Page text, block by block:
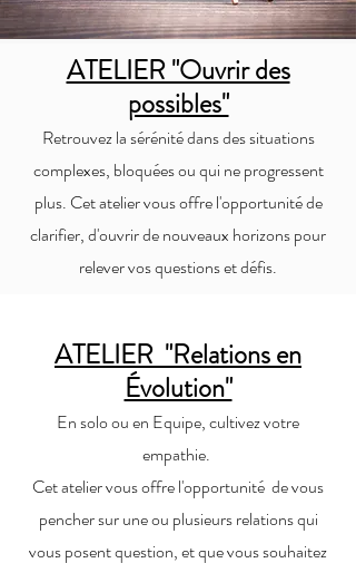
ATELIER "Ouvrir des
possibles"
Retrouvez la sérénité dans des situations
complexes, bloquées ou qui ne progressent
plus. Cet atelier vousoffre l'opportunité de
clarifier, d'ouvrir de nouveaux horizons pour
relever vos questions et défis.
ATELIER "Relations en
Évolution"
En solo ou en Equipe, cultivez votre
empathie.
Cet atelier vous offre l'opportunité de vous
pencher sur une ou plusieurs relations qui
vous posent question, et que vous souhaitez